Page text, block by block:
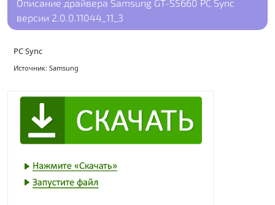
Описание драйвера Samsung GT-S5660 PC Sync
версии 2.0.0.11044_11_3
PC Sync
Источник: Samsung